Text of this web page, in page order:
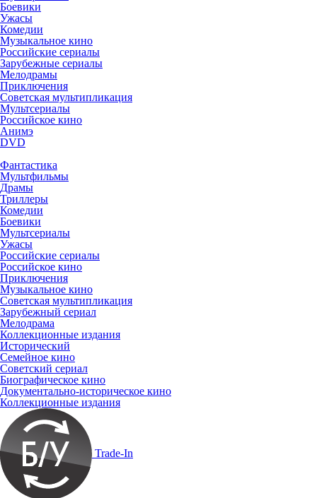
Боевики
Ужасы
Комедии
Музыкальное кино
Российские сериалы
Зарубежные сериалы
Мелодрамы
Приключения
Советская мультипликация
Мультсериалы
Российское кино
Анимэ
DVD
Фантастика
Мультфильмы
Драмы
Триллеры
Комедии
Боевики
Мультсериалы
Ужасы
Российские сериалы
Российское кино
Приключения
Музыкальное кино
Советская мультипликация
Зарубежный сериал
Мелодрама
Коллекционные издания
Исторический
Семейное кино
Советский сериал
Биографическое кино
Документально-историческое кино
Коллекционные издания
Trade-In